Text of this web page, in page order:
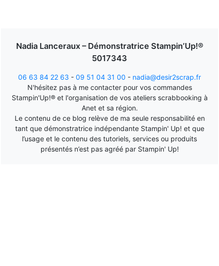
Nadia Lanceraux – Démonstratrice Stampin’Up!®
5017343
06 63 84 22 63 - 09 51 04 31 00 - nadia@desir2scrap.fr
N'hésitez pas à me contacter pour vos commandes
Stampin'Up!® et l'organisation de vos ateliers scrabbooking à
Anet et sa région.
Le contenu de ce blog relève de ma seule responsabilité en
tant que démonstratrice indépendante Stampin' Up! et que
l’usage et le contenu des tutoriels, services ou produits
présentés n’est pas agréé par Stampin' Up!